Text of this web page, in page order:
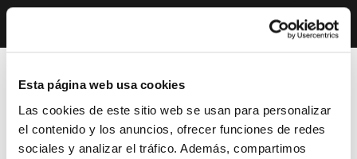
Esta página web usa cookies
Las cookies de este sitio web se usan para personalizar
el contenido y los anuncios, ofrecer funciones de redes
sociales y analizar el tráfico. Además, compartimos